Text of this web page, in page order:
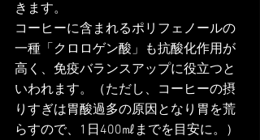
きます。
コーヒーに含まれるポリフェノールの
一種「クロロゲン酸」も抗酸化作用が
高く、免疫バランスアップに役立つと
いわれます。（ただし、コーヒーの摂
りすぎは胃酸過多の原因となり胃を荒
らすので、1日400㎖までを目安に。）